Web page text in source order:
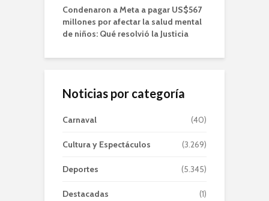
Condenaron a Meta a pagar US$567
millones por afectar la salud mental
de niños: Qué resolvió la Justicia
Noticias por categoría
Carnaval (40)
Cultura y Espectáculos (3.269)
Deportes (5.345)
Destacadas (1)